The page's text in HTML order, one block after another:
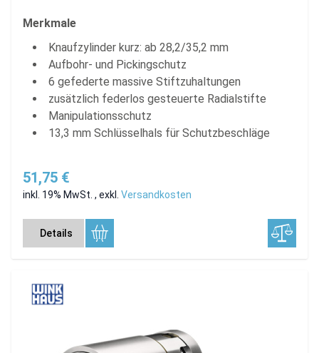
Merkmale
Knaufzylinder kurz: ab 28,2/35,2 mm
Aufbohr- und Pickingschutz
6 gefederte massive Stiftzuhaltungen
zusätzlich federlos gesteuerte Radialstifte
Manipulationsschutz
13,3 mm Schlüsselhals für Schutzbeschläge
51,75 €
inkl. 19% MwSt. , exkl. Versandkosten
Details